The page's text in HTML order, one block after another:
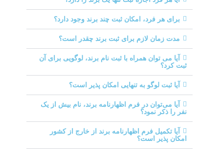
برای هر فرد، امکان ثبت چند برند وجود دارد؟
مدت زمان لازم برای ثبت برند چقدر است؟
آیا می توان همراه با ثبت نام برند، لوگویی برای آن
ثبت کرد؟
آیا ثبت لوگو به تنهایی امکان پذیر است؟
آیا می‌توان در فرم اظهارنامه برند، نام بیش از یک
نفر را ذکر نمود؟
آیا تکمیل فرم اظهارنامه برند از خارج از کشور
امکان پذیر است؟